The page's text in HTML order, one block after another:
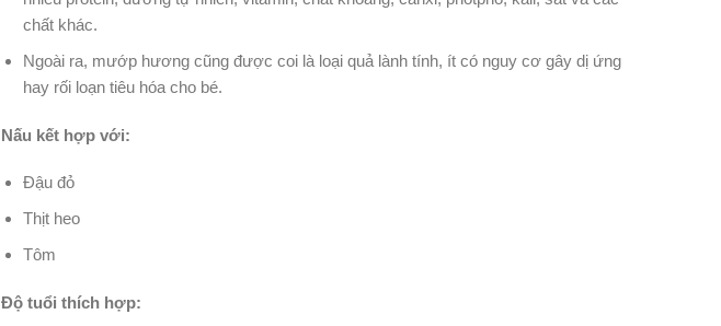
chất khác.
Ngoài ra, mướp hương cũng được coi là loại quả lành tính, ít có nguy cơ gây dị ứng
hay rối loạn tiêu hóa cho bé.
Nấu kết hợp với:
Đậu đỏ
Thịt heo
Tôm
Độ tuổi thích hợp: